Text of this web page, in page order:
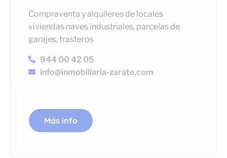
Compraventa y alquileres de locales
viviendas naves industriales, parcelas de
garajes, trasteros
944 00 42 05
info@inmobiliaria-zarate.com
Más info